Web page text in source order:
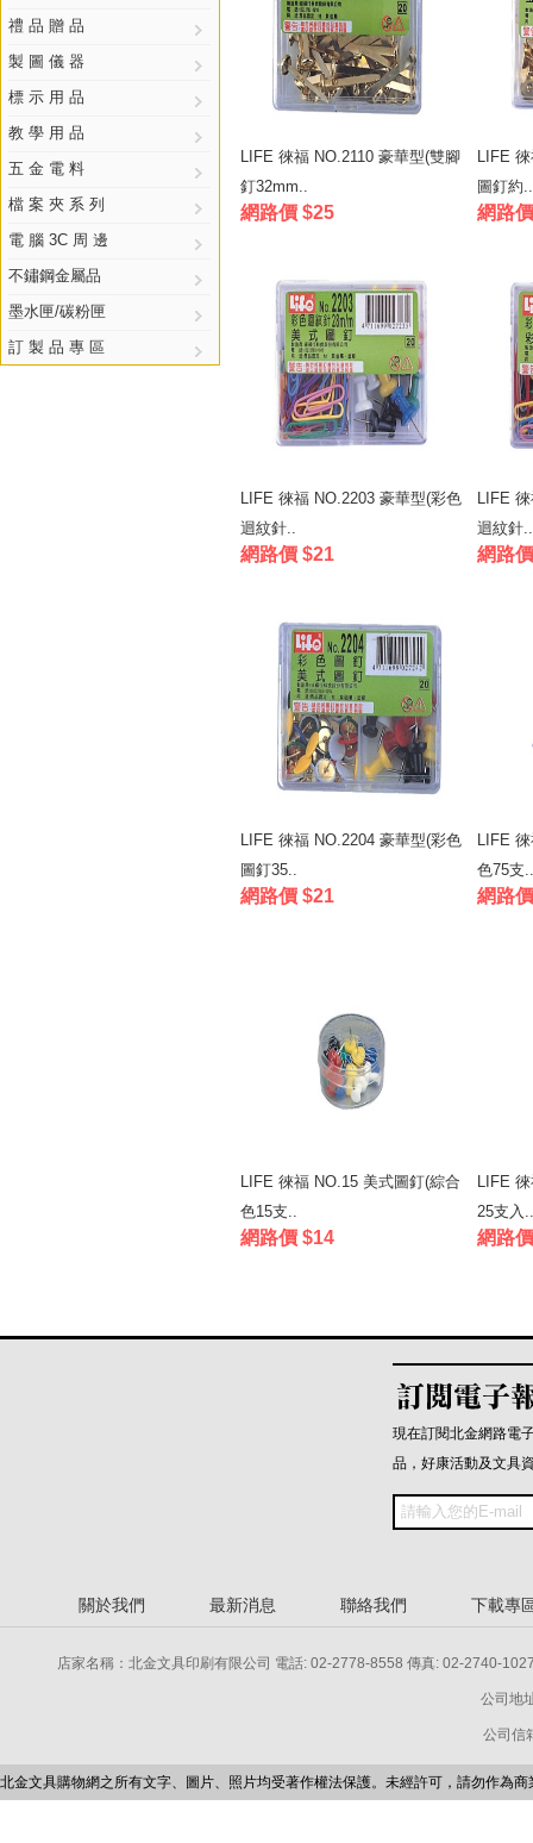
禮 品 贈 品
製 圖 儀 器
標 示 用 品
教 學 用 品
五 金 電 料
檔 案 夾 系 列
電 腦 3C 周 邊
不鏽鋼金屬品
墨水匣/碳粉匣
訂 製 品 專 區
LIFE 徠福 NO.2110 豪華型(雙腳
釘32mm..
網路價 $25
LIFE
圖釘約..
網路
LIFE 徠福 NO.2203 豪華型(彩色
迴紋針..
網路價 $21
LIFE
迴紋針..
網路
LIFE 徠福 NO.2204 豪華型(彩色
圖釘35..
網路價 $21
LIFE
色75支..
網路
LIFE 徠福 NO.15 美式圖釘(綜合
色15支..
網路價 $14
LIFE
25支入..
網路
現在訂閱北金網路電
品，好康活動及文具
關於我們 最新消息 聯絡我們 下載專
店家名稱：北金文具印刷有限公司 電話: 02-2778-8558 傳真: 02-2740-
公司地
公司信
北金文具購物網之所有文字、圖片、照片均受著作權法保護。未經許可，請勿作為商